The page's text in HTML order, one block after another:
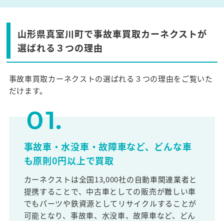
山形県真室川町で事故車買取カーネクストが
選ばれる３つの理由
事故車買取カーネクストの選ばれる３つの理由をご覧いた
だけます。
事故車・水没車・故障車など、どんな車
も原則0円以上で買取
カーネクストは全国13,000社の自動車関連業者と
提携することで、中古車としての販売が難しい車
でもパーツや鉄資源としてリサイクルすることが
可能となり、事故車、水没車、故障車など、どん